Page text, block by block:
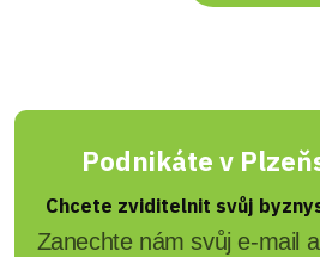
Podnikáte v
Chcete zviditelnit svůj
Zanechte nám svůj e-mail